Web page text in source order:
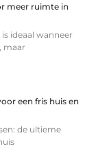
meer ruimte in
ideaal wanneer
maar
een fris huis en
de ultieme